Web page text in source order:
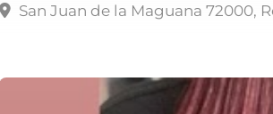
San Juan de la Maguana 72000,